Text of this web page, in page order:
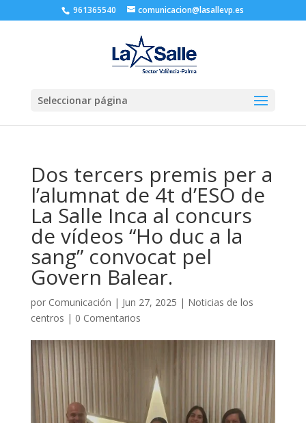
961365540 comunicacion@lasallevp.es
Seleccionar página
Dos tercers premis per a
l’alumnat de 4t d’ESO de
La Salle Inca al concurs
de vídeos “Ho duc a la
sang” convocat pel
Govern Balear.
por Comunicación | Jun 27, 2025 | Noticias de los
centros | 0 Comentarios